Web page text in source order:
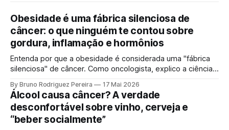
Obesidade é uma fábrica silenciosa de
câncer: o que ninguém te contou sobre
gordura, inflamação e hormônios
Entenda por que a obesidade é considerada uma "fábrica
silenciosa" de câncer. Como oncologista, explico a ciência
desequilíbrio hormonal que alimentam tumores.
By Bruno Rodriguez Pereira 17 Mai 2026
Álcool causa câncer? A verdade
desconfortável sobre vinho, cerveja e
“beber socialmente”